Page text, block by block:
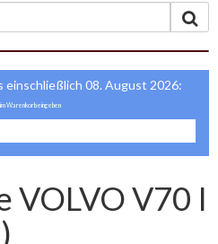
08. August 2026:
VOLVO V70 I